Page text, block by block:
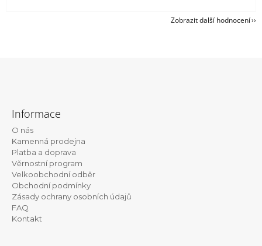
Zobrazit další hodnocení
Informace
O nás
Kamenná prodejna
Platba a doprava
Věrnostní program
Velkoobchodní odběr
Obchodní podmínky
Zásady ochrany osobních údajů
FAQ
Kontakt